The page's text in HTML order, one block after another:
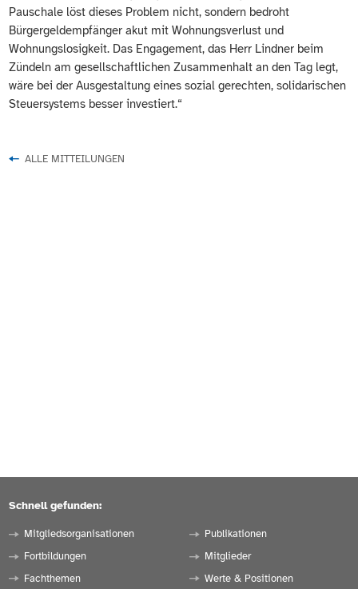
Pauschale löst dieses Problem nicht, sondern bedroht
Bürgergeldempfänger akut mit Wohnungsverlust und
Wohnungslosigkeit. Das Engagement, das Herr Lindner beim
Zündeln am gesellschaftlichen Zusammenhalt an den Tag legt,
wäre bei der Ausgestaltung eines sozial gerechten, solidarischen
Steuersystems besser investiert.“
ALLE MITTEILUNGEN
Schnell gefunden:
Mitgliedsorganisationen
Fortbildungen
Fachthemen
Publikationen
Mitglieder
Werte & Positionen